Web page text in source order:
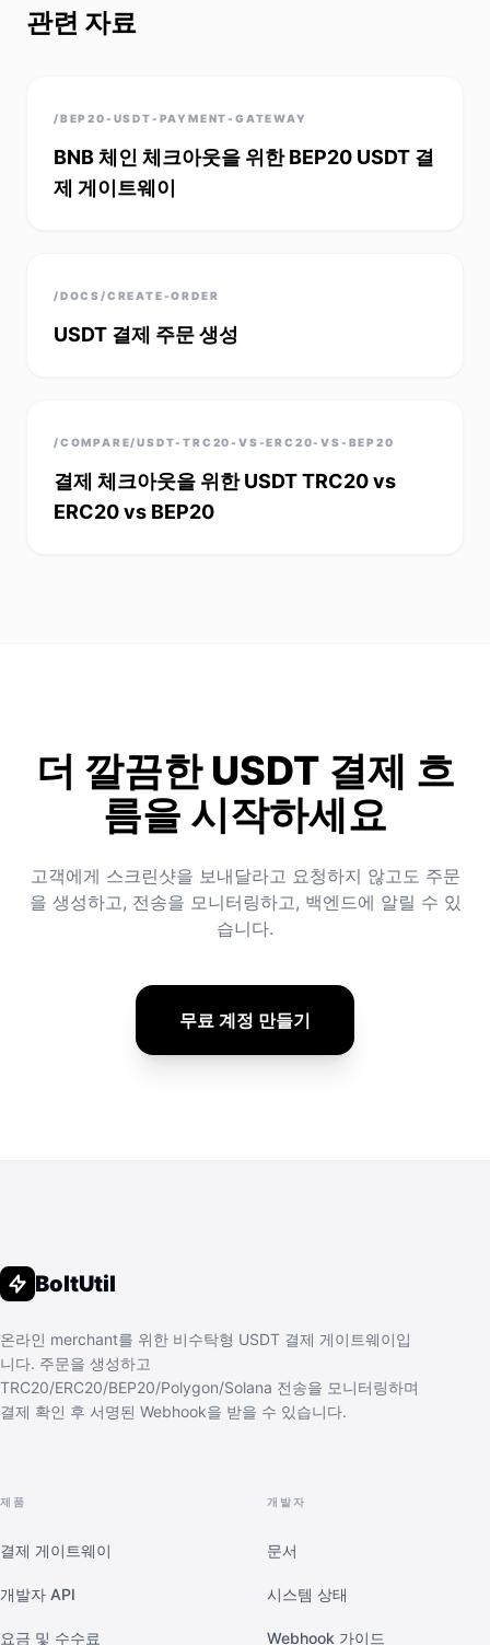
관련 자료
/BEP20-USDT-PAYMENT-GATEWAY
BNB 체인 체크아웃을 위한 BEP20 USDT 결
제 게이트웨이
/DOCS/CREATE-ORDER
USDT 결제 주문 생성
/COMPARE/USDT-TRC20-VS-ERC20-VS-BEP20
결제 체크아웃을 위한 USDT TRC20 vs
ERC20 vs BEP20
더 깔끔한 USDT 결제 흐
름을 시작하세요
고객에게 스크린샷을 보내달라고 요청하지 않고도 주문
을 생성하고, 전송을 모니터링하고, 백엔드에 알릴 수 있
습니다.
무료 계정 만들기
BoltUtil
온라인 merchant를 위한 비수탁형 USDT 결제 게이트웨이입
니다. 주문을 생성하고
TRC20/ERC20/BEP20/Polygon/Solana 전송을 모니터링하며
결제 확인 후 서명된 Webhook을 받을 수 있습니다.
제품
결제 게이트웨이
개발자 API
요금 및 수수료
개발자
문서
시스템 상태
Webhook 가이드